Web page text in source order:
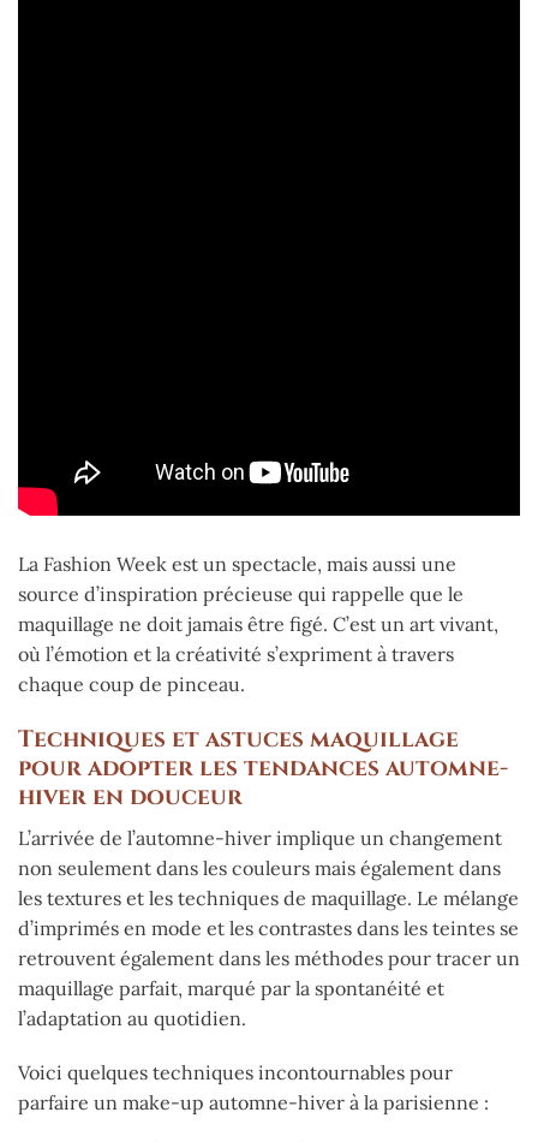
La Fashion Week est un spectacle, mais aussi une
source d’inspiration précieuse qui rappelle que le
maquillage ne doit jamais être figé. C’est un art vivant,
où l’émotion et la créativité s’expriment à travers
chaque coup de pinceau.
Techniques et astuces maquillage
pour adopter les tendances automne-
hiver en douceur
L’arrivée de l’automne-hiver implique un changement
non seulement dans les couleurs mais également dans
les textures et les techniques de maquillage. Le mélange
d’imprimés en mode et les contrastes dans les teintes se
retrouvent également dans les méthodes pour tracer un
maquillage parfait, marqué par la spontanéité et
l’adaptation au quotidien.
Voici quelques techniques incontournables pour
parfaire un make-up automne-hiver à la parisienne :